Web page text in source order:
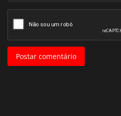
Postar comentário